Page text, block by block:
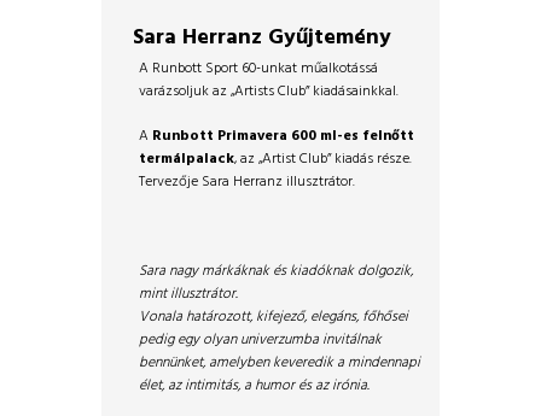
Sara Herranz Gyűjtemény
A Runbott Sport 60-unkat műalkotássá
varázsoljuk az „Artists Club” kiadásainkkal.
A Runbott Primavera 600 ml-es felnőtt
termálpalack, az „Artist Club” kiadás része.
Tervezője Sara Herranz illusztrátor.
Sara nagy márkáknak és kiadóknak dolgozik,
mint illusztrátor.
Vonala határozott, kifejező, elegáns, főhősei
pedig egy olyan univerzumba invitálnak
bennünket, amelyben keveredik a mindennapi
élet, az intimitás, a humor és az irónia.